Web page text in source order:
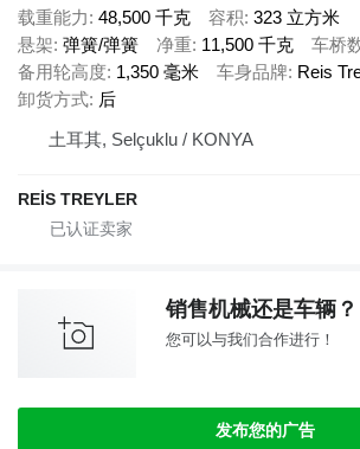
载重能力 48,500 千克 容积 323 立方米
悬架 弹簧/弹簧 净重 11,500 千克 车桥
备用轮高度 1,350 毫米 车身品牌 Reis
卸货方式 后
土耳其, Selçuklu / KONYA
REİS TREYLER
销售机械还是车辆？
您可以与我们合作进行！
发布您的广告